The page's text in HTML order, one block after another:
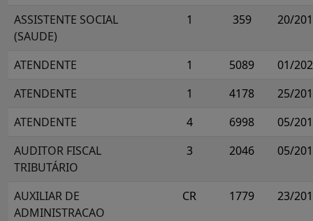
ASSISTENTE SOCIAL
(SAUDE)
1 359 20/
ATENDENTE 1 5089
01/
ATENDENTE
1 4178
25/
ATENDENTE
4 6998
05/
AUDITOR FISCAL
TRIBUTÁRIO
3 2046 05/
AUXILIAR DE
ADMINISTRACAO
CR 1779 23/